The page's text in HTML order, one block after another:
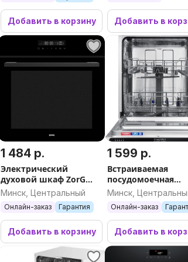
Добавить в корзину Добавить в
1 484 р.
Электрический
духовой шкаф ZorG
NEO613 black
Минск, Центральный
Онлайн-заказ Гарантия
Добавить в корзину
1 599 р.
Встраиваемая
посудомоечная
машина
MLP6022A01 Light
Минск,
Онлайн-заказ
Добавить в